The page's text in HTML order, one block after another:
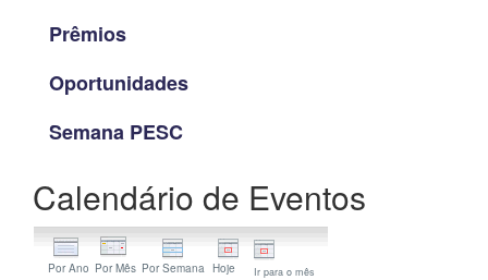
Prêmios
Oportunidades
Semana PESC
Calendário de Eventos
Ir para o mês